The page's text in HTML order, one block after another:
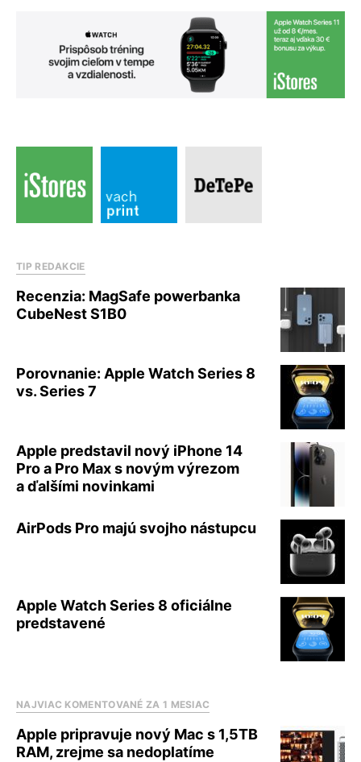
TIP REDAKCIE
Recenzia: MagSafe powerbanka
CubeNest S1B0
Porovnanie: Apple Watch Series 8
vs. Series 7
Apple predstavil nový iPhone 14
Pro a Pro Max s novým výrezom
a ďalšími novinkami
AirPods Pro majú svojho nástupcu
Apple Watch Series 8 oficiálne
predstavené
NAJVIAC KOMENTOVANÉ ZA 1 MESIAC
Apple pripravuje nový Mac s 1,5TB
RAM, zrejme sa nedoplatíme